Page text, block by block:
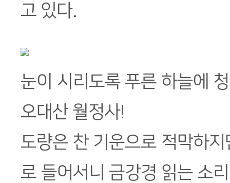
고 있다.
눈이 시리도록 푸른 하늘에
오대산 월정사!
도량은 찬 기운으로 적막하
로 들어서니 금강경 읽는 소